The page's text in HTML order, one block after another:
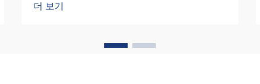
유한 도전 과제입니다. 대량 생산 주얼리
율과 협업이 요구됩니다…
더 보기